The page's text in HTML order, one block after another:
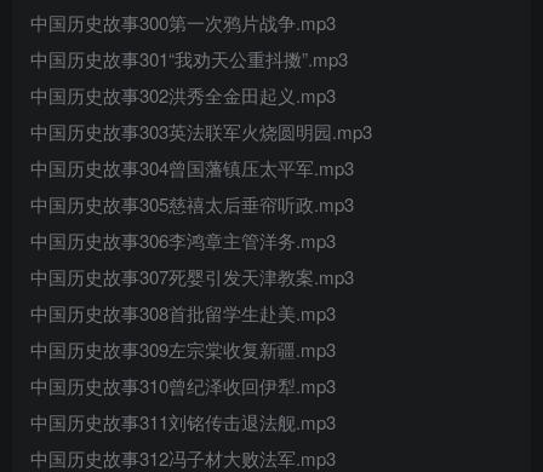
中国历史故事300第一次鸦片战争.mp3
中国历史故事301“我劝天公重抖擞”.mp3
中国历史故事302洪秀全金田起义.mp3
中国历史故事303英法联军火烧圆明园.mp3
中国历史故事304曾国藩镇压太平军.mp3
中国历史故事305慈禧太后垂帘听政.mp3
中国历史故事306李鸿章主管洋务.mp3
中国历史故事307死婴引发天津教案.mp3
中国历史故事308首批留学生赴美.mp3
中国历史故事309左宗棠收复新疆.mp3
中国历史故事310曾纪泽收回伊犁.mp3
中国历史故事311刘铭传击退法舰.mp3
中国历史故事312冯子材大败法军.mp3